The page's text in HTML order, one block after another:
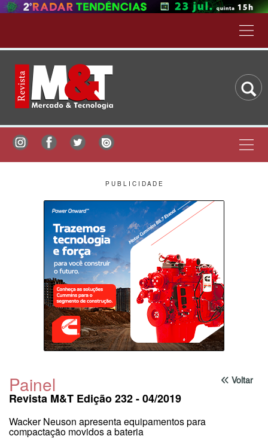
P U B L I C I D A D E
Voltar
Painel
Revista M&T Edição 232 - 04/2019
Wacker Neuson apresenta equipamentos para
compactação movidos a bateria